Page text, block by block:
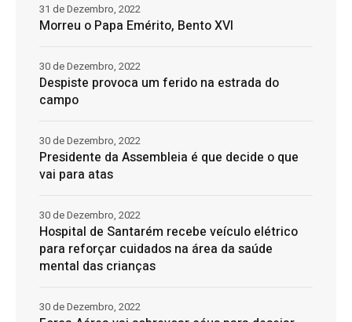
Morreu o Papa Emérito, Bento XVI
31 de Dezembro, 2022
Despiste provoca um ferido na estrada do
campo
30 de Dezembro, 2022
Presidente da Assembleia é que decide o que
vai para atas
30 de Dezembro, 2022
Hospital de Santarém recebe veículo elétrico
para reforçar cuidados na área da saúde
mental das crianças
30 de Dezembro, 2022
30 de Dezembro, 2022